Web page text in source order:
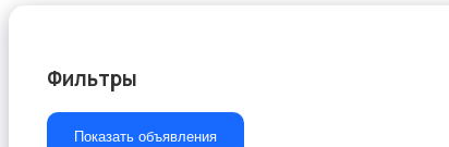
Фильтры
Показать объявления